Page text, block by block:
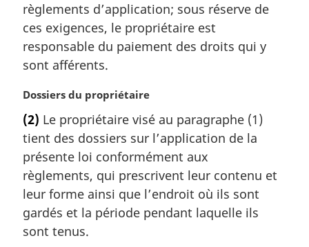
g
i
n
a
e
règlements d’application; sous réserve de
ces exigences, le propriétaire est
responsable du paiement des droits qui y
sont afférents.
N
t
e
m
a
g
i
n
Dossiers du propriétaire
(2) Le propriétaire visé au paragraphe (1)
tient des dossiers sur l’application de la
présente loi conformément aux
règlements, qui prescrivent leur contenu et
leur forme ainsi que l’endroit où ils sont
gardés et la période pendant laquelle ils
sont tenus.